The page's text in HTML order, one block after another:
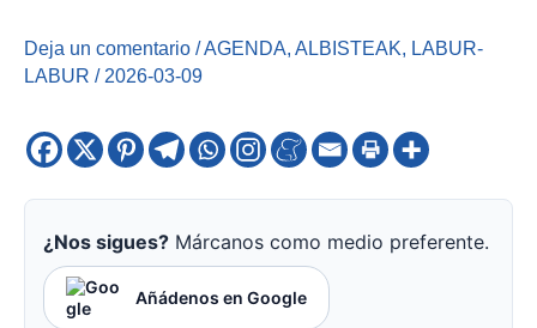
Deja un comentario /AGENDA, ALBISTEAK, LABUR-
LABUR / 2026-03-09
¿Nos sigues? Márcanos como medio preferente.
Añádenos en Google